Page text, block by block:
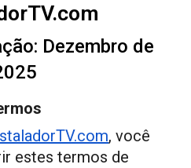
Dezembro de
, você
estes termos de